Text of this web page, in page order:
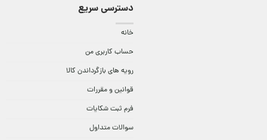
دسترسی سریع
خانه
حساب کاربری من
رویه های بازگرداندن کالا
قوانین و مقررات
فرم ثبت شکایات
سوالات متداول